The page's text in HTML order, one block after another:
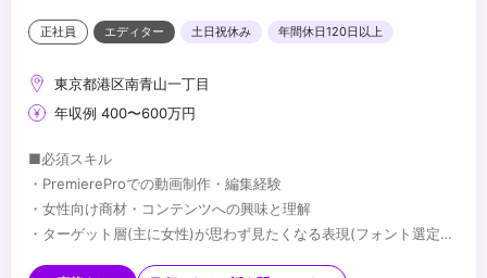
正社員 エディター 土日祝休み 年間休日120日以上
東京都港区南青山一丁目
年収例 400〜600万円
■必須スキル
・PremiereProでの動画制作・編集経験
・女性向け商材・コンテンツへの興味と理解
・ターゲット層(主に女性)が思わず見たくなる表現(フォント選定・